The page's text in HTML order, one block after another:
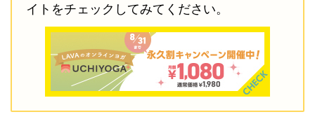
イトをチェックしてみてください。